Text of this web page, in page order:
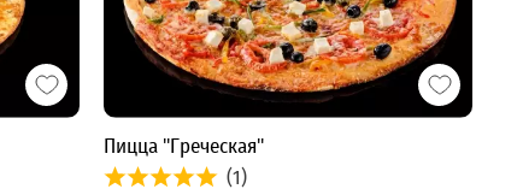
Пицца "Греческая"
(1)